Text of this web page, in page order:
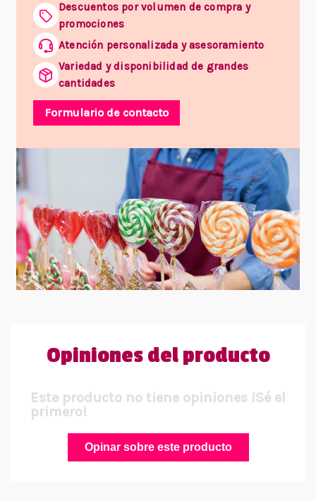
Descuentos por volumen de compra y
promociones
Atención personalizada y asesoramiento
Variedad y disponibilidad de grandes
cantidades
Formulario de contacto
Opiniones del producto
Este producto no tiene opiniones ¡Sé el
primero!
Opinar sobre este producto